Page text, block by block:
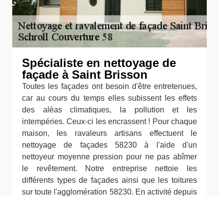
Spécialiste en nettoyage de
façade à Saint Brisson
Toutes les façades ont besoin d'être entretenues,
car au cours du temps elles subissent les effets
des aléas climatiques, la pollution et les
intempéries. Ceux-ci les encrassent ! Pour chaque
maison, les ravaleurs artisans effectuent le
nettoyage de façades 58230 à l'aide d'un
nettoyeur moyenne pression pour ne pas abîmer
le revêtement. Notre entreprise nettoie les
différents types de façades ainsi que les toitures
sur toute l'agglomération 58230. En activité depuis